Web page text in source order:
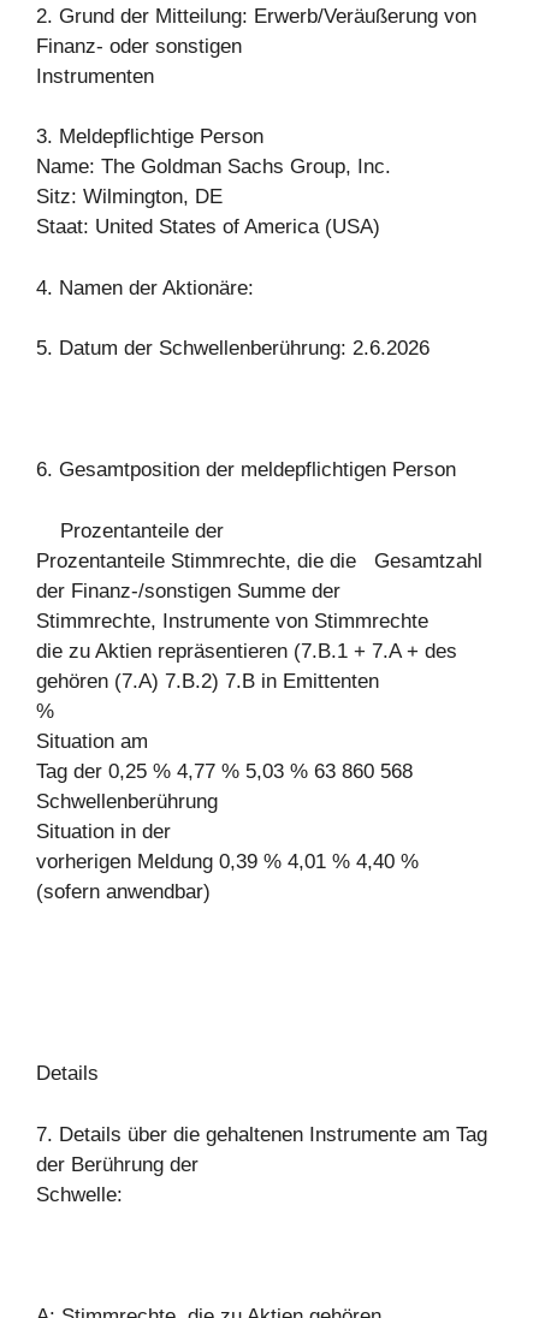
2. Grund der Mitteilung: Erwerb/Veräußerung von
Finanz- oder sonstigen
Instrumenten
3. Meldepflichtige Person
Name: The Goldman Sachs Group, Inc.
Sitz: Wilmington, DE
Staat: United States of America (USA)
4. Namen der Aktionäre:
5. Datum der Schwellenberührung: 2.6.2026
6. Gesamtposition der meldepflichtigen Person
Prozentanteile der
Prozentanteile Stimmrechte, die die Gesamtzahl
der Finanz-/sonstigen Summe der
Stimmrechte, Instrumente von Stimmrechte
die zu Aktien repräsentieren (7.B.1 + 7.A + des
gehören (7.A) 7.B.2) 7.B in Emittenten
%
Situation am
Tag der 0,25 % 4,77 % 5,03 % 63 860 568
Schwellenberührung
Situation in der
vorherigen Meldung 0,39 % 4,01 % 4,40 %
(sofern anwendbar)
Details
7. Details über die gehaltenen Instrumente am Tag
der Berührung der
Schwelle: